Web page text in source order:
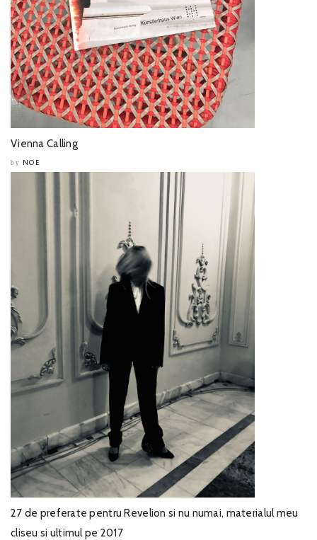
Vienna Calling
by NOE
27 de preferate pentru Revelion si nu numai, materialul meu
cliseu si ultimul pe 2017